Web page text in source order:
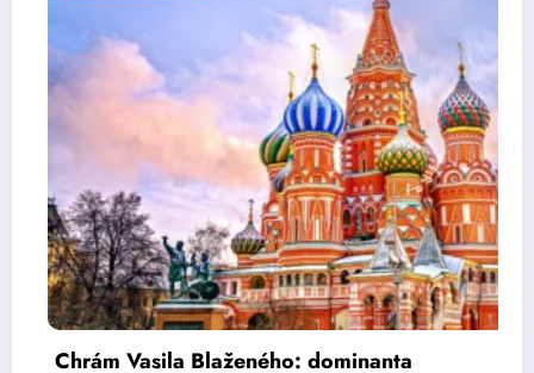
Chrám Vasila Blaženého: dominanta